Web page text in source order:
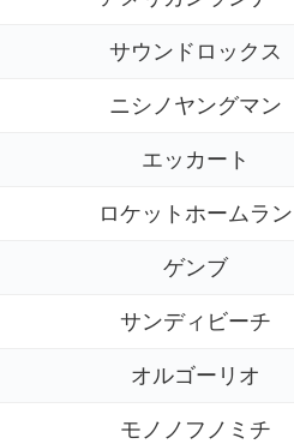
サウンドロックス
ニシノヤングマン
エッカート
ロケットホームラン
ゲンブ
サンディビーチ
オルゴーリオ
モノノフノミチ